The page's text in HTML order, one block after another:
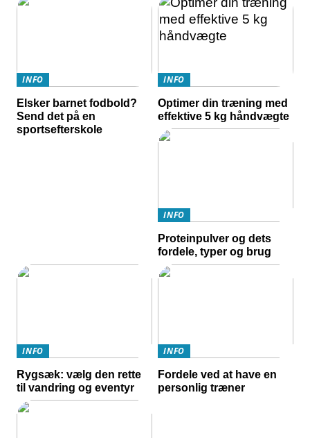
INFO
Elsker barnet fodbold?
Send det på en
sportsefterskole
INFO
Optimer din træning med
effektive 5 kg håndvægte
INFO
Proteinpulver og dets
fordele, typer og brug
INFO
Rygsæk: vælg den rette
til vandring og eventyr
INFO
Fordele ved at have en
personlig træner